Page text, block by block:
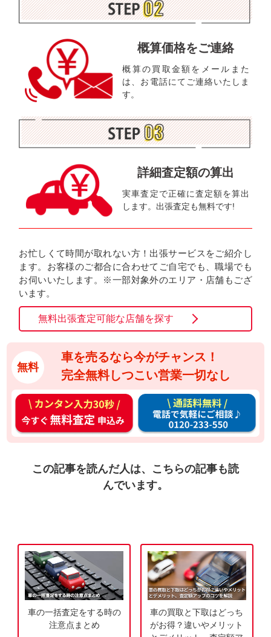
概算価格をご連絡
概算の買取金額をメールまた
は、お電話にてご連絡いたしま
す。
詳細査定額の算出
実車査定で正確に査定額を算出
します。出張査定も無料です!
お忙しくて時間が取れない方！出張サービスをご紹介し
ます。お客様のご都合に合わせてご自宅でも、職場でも
お伺いいたします。※一部対象外のエリア・店舗もござ
います。
無料出張査定可能な店舗を探す
無料
車を売るなら今がチャンス！
完全無料しつこい営業一切なし
カ
ン
タ
今
通
料
料
お
気
この記事を読んだ人は、こちらの記事も読
んでいます。
車の一括査定をする時の
注意点まとめ
車の買取と下取はどっち
がお得？違いやメリット